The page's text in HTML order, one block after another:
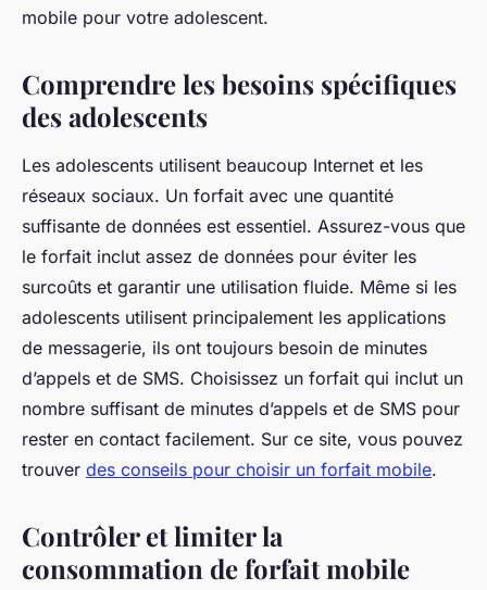
mobile pour votre adolescent.
Comprendre les besoins spécifiques
des adolescents
Les adolescents utilisent beaucoup Internet et les
réseaux sociaux. Un forfait avec une quantité
suffisante de données est essentiel. Assurez-vous que
le forfait inclut assez de données pour éviter les
surcoûts et garantir une utilisation fluide. Même si les
adolescents utilisent principalement les applications
de messagerie, ils ont toujours besoin de minutes
d’appels et de SMS. Choisissez un forfait qui inclut un
nombre suffisant de minutes d’appels et de SMS pour
rester en contact facilement. Sur ce site, vous pouvez
trouver des conseils pour choisir un forfait mobile.
Contrôler et limiter la
consommation de forfait mobile